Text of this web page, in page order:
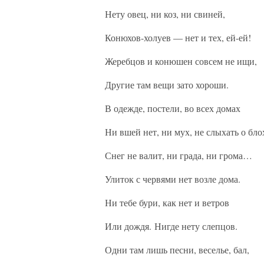
Нету овец, ни коз, ни свиней,
Конюхов-холуев — нет и тех, ей-ей!
Жеребцов и конюшен совсем не ищи,
Другие там вещи зато хороши.
В одежде, постели, во всех домах
Ни вшей нет, ни мух, не слыхать о
Снег не валит, ни града, ни грома…
Улиток с червями нет возле дома.
Ни тебе бури, как нет и ветров
Или дождя. Нигде нету слепцов.
Одни там лишь песни, веселье, бал,